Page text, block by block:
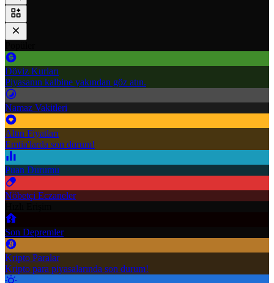
Döviz Kurları
Piyasanın kalbine yakından göz atın.
Namaz Vakitleri
Altın Fiyatları
Emtia'larda son durum!
Puan Durumu
Nöbetçi Eczaneler
Son Depremler
Kripto Paralar
Kripto para piyasalarında son durum!